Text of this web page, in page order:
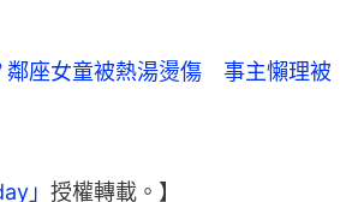
鄰座女童被熱湯燙傷 事主懶理被
」 授權轉載。】